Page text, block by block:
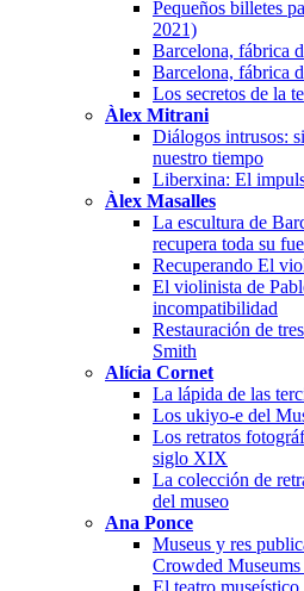
Pequeños billetes
2021)
Barcelona, fábrica
Barcelona, fábrica
Los secretos de la
Àlex Mitrani
Diálogos intrusos:
nuestro tiempo
Liberxina: El
Àlex Masalles
La escultura de
recupera toda su
Recuperando El
El violinista de
incompatibilidad
Restauración de
Smith
Alícia Cornet
La lápida de las
Los ukiyo-e del
Los retratos
siglo XIX
La colección de
del museo
Ana Ponce
Museus y res
Crowded
El teatro